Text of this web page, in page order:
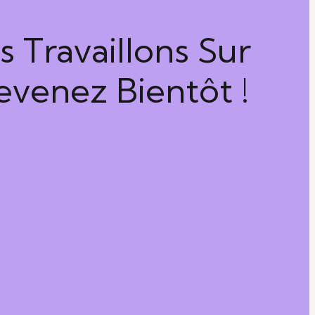
Travaillons Sur
Bientôt !